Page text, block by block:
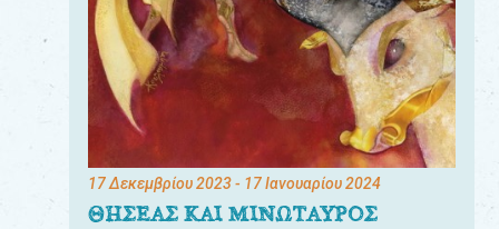
17 Δεκεμβρίου 2023- 17 Ιανουαρίου 2024
ΘΗΣΕΑΣ ΚΑΙ ΜΙΝΩΤΑΥΡΟΣ